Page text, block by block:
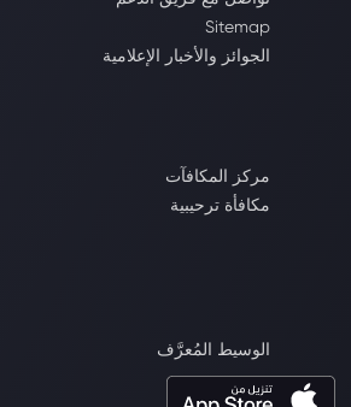
Sitemap
الجوائز والأخبار الإعلامية
مركز المكافآت
مكافأة ترحيبية
الوسيط المُعرَّف